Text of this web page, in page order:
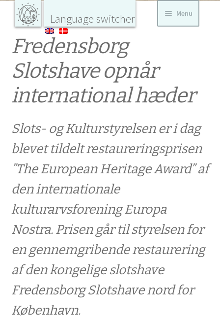
Nostra
Danmark
om
Danmarks
bygnings-
landskabs
kultur
Skip
to
navigation
Skip
to
content
Menu
Home
CURRENT
AKTUELT DK
Stor europæisk pris til græsk-dansk
forskningsprojekt i tekstiler
KALENDER
Prisoverrækkelse af Prins Henriks Europa
Nostra Pris
EUROPA NOSTRA afholder reception i Athen
Overrækkelse af HKH Prins Henriks Pris til en
dansk kulturarvs-ildsjæl
Fredensborg
Slotshave opnår
international hæder
Slots- og Kulturstyrelsen er i dag
blevet tildelt restaureringsprisen
”The European Heritage Award” af
den internationale
kulturarvsforening Europa
Nostra. Prisen går til styrelsen for
en gennemgribende restaurering
af den kongelige slotshave
Fredensborg Slotshave nord for
København.
Language switcher